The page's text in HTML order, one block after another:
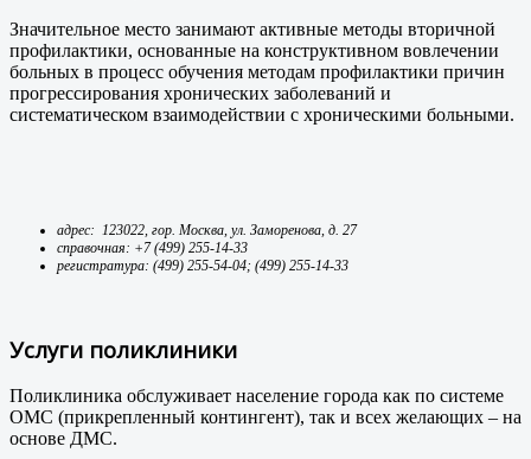
Значительное место занимают активные методы вторичной
профилактики, основанные на конструктивном вовлечении
больных в процесс обучения методам профилактики причин
прогрессирования хронических заболеваний и
систематическом взаимодействии с хроническими больными.
адрес: 123022, гор. Москва, ул. Заморенова, д. 27
справочная: +7 (499) 255-14-33
регистратура: (499) 255-54-04; (499) 255-14-33
Услуги поликлиники
Поликлиника обслуживает население города как по системе
ОМС (прикрепленный контингент), так и всех желающих – на
основе ДМС.